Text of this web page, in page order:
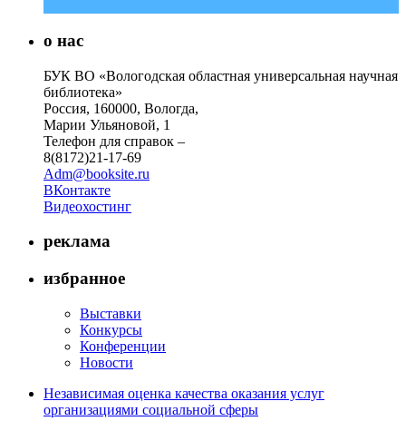
о нас
БУК ВО «Вологодская областная универсальная научная
библиотека»
Россия, 160000, Вологда,
Марии Ульяновой, 1
Телефон для справок –
8(8172)21-17-69
Adm@booksite.ru
ВКонтакте
Видеохостинг
реклама
избранное
Выставки
Конкурсы
Конференции
Новости
Независимая оценка качества оказания услуг
организациями социальной сферы